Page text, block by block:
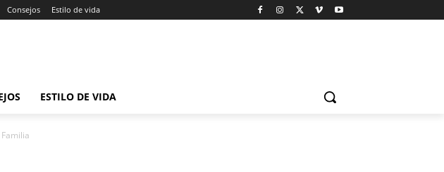
Consejos Estilo de vida
ESTILO DE VIDA